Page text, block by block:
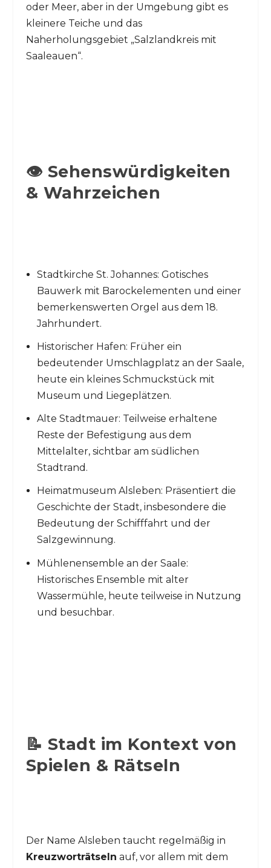
oder Meer, aber in der Umgebung gibt es
kleinere Teiche und das
Naherholungsgebiet „Salzlandkreis mit
Saaleauen“.
👁️ Sehenswürdigkeiten
& Wahrzeichen
Stadtkirche St. Johannes: Gotisches
Bauwerk mit Barockelementen und einer
bemerkenswerten Orgel aus dem 18.
Jahrhundert.
Historischer Hafen: Früher ein
bedeutender Umschlagplatz an der Saale,
heute ein kleines Schmuckstück mit
Museum und Liegeplätzen.
Alte Stadtmauer: Teilweise erhaltene
Reste der Befestigung aus dem
Mittelalter, sichtbar am südlichen
Stadtrand.
Heimatmuseum Alsleben: Präsentiert die
Geschichte der Stadt, insbesondere die
Bedeutung der Schifffahrt und der
Salzgewinnung.
Mühlenensemble an der Saale:
Historisches Ensemble mit alter
Wassermühle, heute teilweise in Nutzung
und besuchbar.
📝 Stadt im Kontext von
Spielen & Rätseln
Der Name Alsleben taucht regelmäßig in
Kreuzworträtseln auf, vor allem mit dem